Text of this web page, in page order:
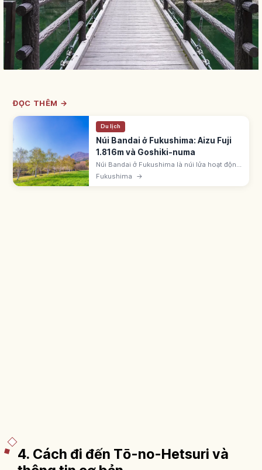
ĐỌC THÊM →
Du lịch
Núi Bandai ở Fukushima: Aizu Fuji
1.816m và Goshiki-numa
Núi Bandai ở Fukushima là núi lửa hoạt động
1.816m, một trong 100 núi nổi tiếng. 'Aizu
Fukushima →
4. Cách đi đến Tō-no-Hetsuri và